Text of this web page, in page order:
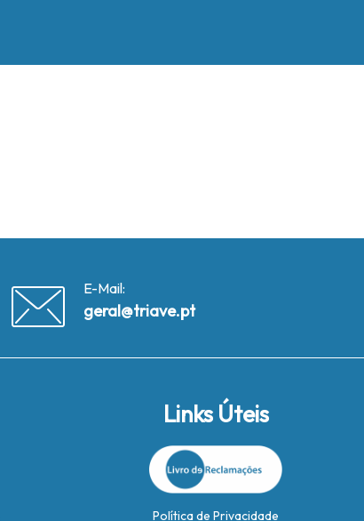
E-Mail:
geral@triave.pt
Links Úteis
Política de Privacidade